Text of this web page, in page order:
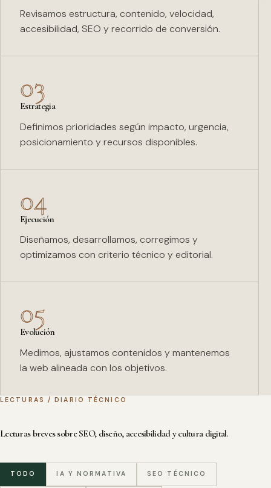
Revisamos estructura, contenido, velocidad,
accesibilidad, SEO y recorrido de conversión.
03
Estrategia
Definimos prioridades según impacto, urgencia,
posicionamiento y recursos disponibles.
04
Ejecución
Diseñamos, desarrollamos, corregimos y
optimizamos con criterio técnico y editorial.
05
Evolución
Medimos, ajustamos contenidos y mantenemos
la web alineada con los objetivos.
LECTURAS / DIARIO TÉCNICO
Lecturas breves sobre SEO, diseño, accesibilidad y cultura digital.
TODO IA Y NORMATIVA SEO TÉCNICO